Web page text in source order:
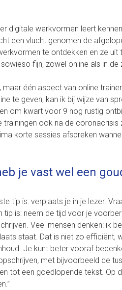
digitale werkvormen leert
een vlucht genomen de
te ontdekken en ze uit
fijn, zowel online als in de
één aspect van online
te geven, kan ik bij wijze van
om kwart voor 9 nog rustig
ook na de coronacrisis
korte sessies afspreken
je vast wel een
tip is: verplaats je in je lezer.
tip is: neem de tijd voor je
Veel mensen denken: ik
staat. Dat is niet zo efficiënt,
Je kunt beter vooraf
met bijvoorbeeld de
tot een goedlopende tekst. Op